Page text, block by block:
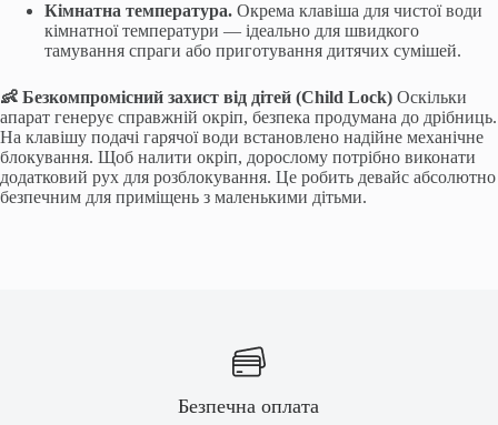
Кімнатна температура. Окрема клавіша для чистої води
кімнатної температури — ідеально для швидкого
тамування спраги або приготування дитячих сумішей.
👶 Безкомпромісний захист від дітей (Child Lock) Оскільки
апарат генерує справжній окріп, безпека продумана до дрібниць.
На клавішу подачі гарячої води встановлено надійне механічне
блокування. Щоб налити окріп, дорослому потрібно виконати
додатковий рух для розблокування. Це робить девайс абсолютно
безпечним для приміщень з маленькими дітьми.
Безпечна оплата